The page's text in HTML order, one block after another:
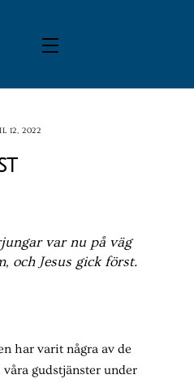
Menu
12, 2022
var nu på väg
och Jesus gick först.
har varit några av de
gudstjänster under